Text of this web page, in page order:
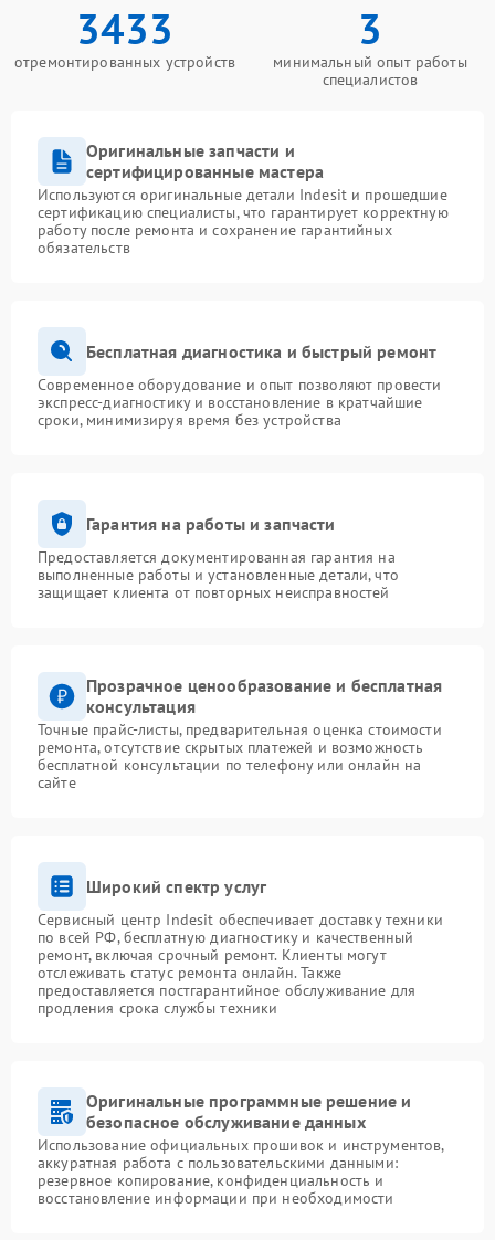
3433
отремонтированных устройств
3
минимальный опыт работы
специалистов
Оригинальные запчасти и
сертифицированные мастера
Используются оригинальные детали Indesit и прошедшие
сертификацию специалисты, что гарантирует корректную
работу после ремонта и сохранение гарантийных
обязательств
Бесплатная диагностика и быстрый ремонт
Современное оборудование и опыт позволяют провести
экспресс-диагностику и восстановление в кратчайшие
сроки, минимизируя время без устройства
Гарантия на работы и запчасти
Предоставляется документированная гарантия на
выполненные работы и установленные детали, что
защищает клиента от повторных неисправностей
Прозрачное ценообразование и бесплатная
консультация
Точные прайс-листы, предварительная оценка стоимости
ремонта, отсутствие скрытых платежей и возможность
бесплатной консультации по телефону или онлайн на
сайте
Широкий спектр услуг
Сервисный центр Indesit обеспечивает доставку техники
по всей РФ, бесплатную диагностику и качественный
ремонт, включая срочный ремонт. Клиенты могут
отслеживать статус ремонта онлайн. Также
предоставляется постгарантийное обслуживание для
продления срока службы техники
Оригинальные программные решение и
безопасное обслуживание данных
Использование официальных прошивок и инструментов,
аккуратная работа с пользовательскими данными:
резервное копирование, конфиденциальность и
восстановление информации при необходимости